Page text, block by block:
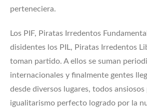
perteneciera.
Los PIF, Piratas Irredentos
disidentes los PIL, Piratas Irredentos
toman partido. A ellos se suman
internacionales y finalmente gentes
desde diversos lugares, todos ansiosos
igualitarismo perfecto logrado por la